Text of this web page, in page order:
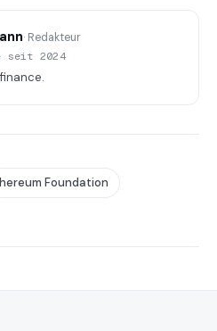
· Redakteur
seit 2024
Foundation